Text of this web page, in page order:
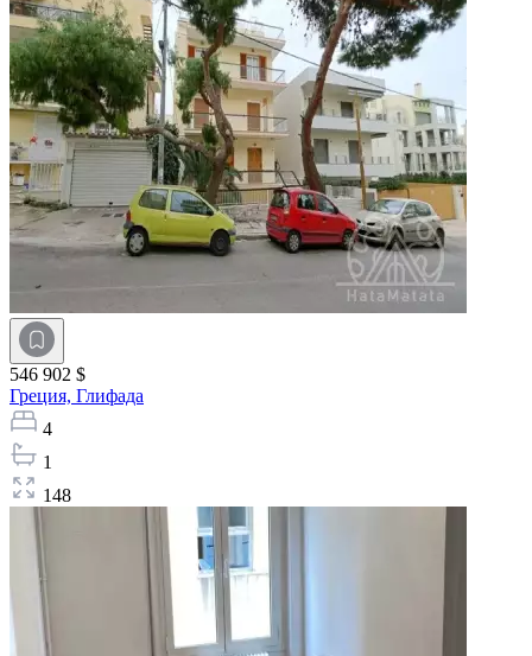
546 902 $
Греция, Глифада
4
1
148